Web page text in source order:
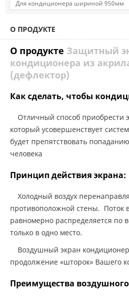
О ПРОДУКТЕ
О продукте Защитный
кондиционера из
(дефлектор)
Как сделать, чтобы
Отличный способ приобрести экран для кондиционера,
который усовершенствует
будет препятствовать
человека
Принцип действия экрана:
Холодный воздух перенаправляется вдоль потолка до
противоположной стены. Поток
равномерно распределяется
только в одно место.
Воздушный экран кондиционера в конечном итоге это
продолжение «шторок» Вашего
Преимущества